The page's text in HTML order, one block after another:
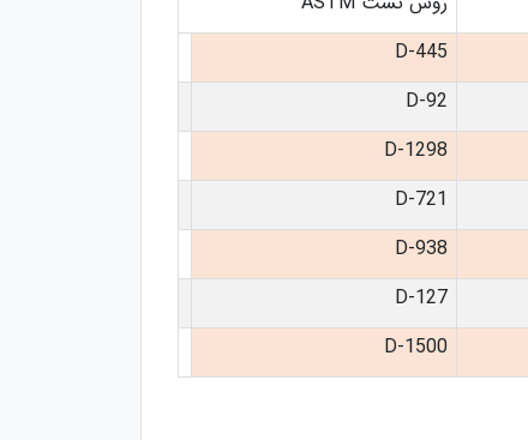
D-445
D-92
D-1298
D-721
D-938
D-127
D-1500